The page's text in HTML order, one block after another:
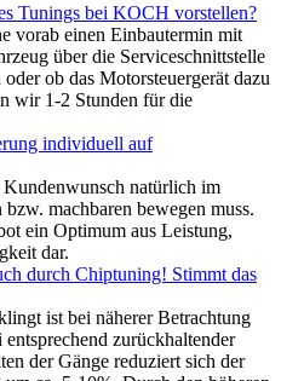
Tunings bei KOCH vorstellen?
vorab einen Einbautermin mit
über die Serviceschnittstelle
ob das Motorsteuergerät dazu
wir 1-2 Stunden für die
individuell auf
natürlich im
machbaren bewegen muss.
ein Optimum aus Leistung,
dar.
durch Chiptuning! Stimmt das
ist bei näherer Betrachtung
zurückhaltender
der Gänge reduziert sich der